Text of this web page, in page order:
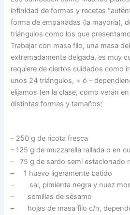
infinidad de formas y recetas
forma de empanadas (la mayoría),
triángulos como los que
Trabajar con masa filo, una masa
extremadamente delgada, es muy
requiere de ciertos cuidados como
unos 24 triángulos, + ó –
elijamos (en la clase, como verán
distintas formas y tamaños:
– 250 g de ricota fresca
– 125 g de muzzarella rallada o en
– 75 g de sardo semi estacionado
– 1 huevo ligeramente batido
– sal, pimienta negra y nuez
– semillas de sésamo
– hojas de masa filo c/n,